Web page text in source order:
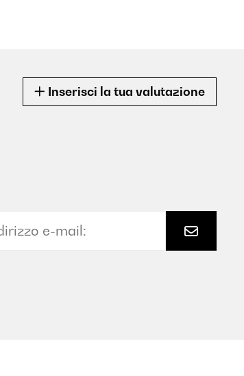
Inserisci la tua valutazione